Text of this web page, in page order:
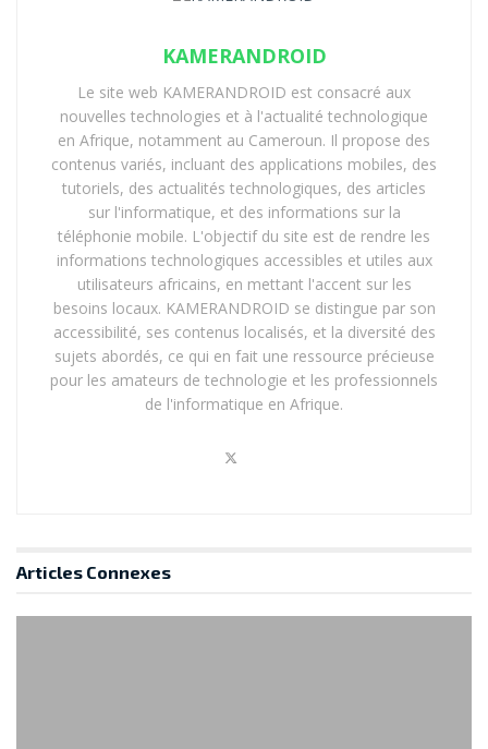
KAMERANDROID
Le site web KAMERANDROID est consacré aux
nouvelles technologies et à l'actualité technologique
en Afrique, notamment au Cameroun. Il propose des
contenus variés, incluant des applications mobiles, des
tutoriels, des actualités technologiques, des articles
sur l'informatique, et des informations sur la
téléphonie mobile. L'objectif du site est de rendre les
informations technologiques accessibles et utiles aux
utilisateurs africains, en mettant l'accent sur les
besoins locaux. KAMERANDROID se distingue par son
accessibilité, ses contenus localisés, et la diversité des
sujets abordés, ce qui en fait une ressource précieuse
pour les amateurs de technologie et les professionnels
de l'informatique en Afrique.
Articles Connexes